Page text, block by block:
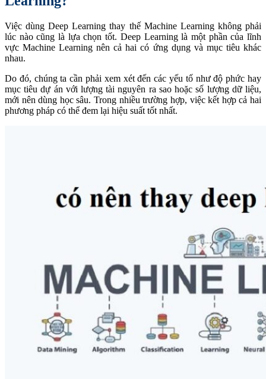
Việc dùng Deep Learning thay thế Machine Learning không phải
lúc nào cũng là lựa chọn tốt. Deep Learning là một phần của lĩnh
vực Machine Learning nên cả hai có ứng dụng và mục tiêu khác
nhau.
Do đó, chúng ta cần phải xem xét đến các yếu tố như độ phức hay
mục tiêu dự án với lượng tài nguyên ra sao hoặc số lượng dữ liệu,
mới nên dùng học sâu. Trong nhiều trường hợp, việc kết hợp cả hai
phương pháp có thể đem lại hiệu suất tốt nhất.